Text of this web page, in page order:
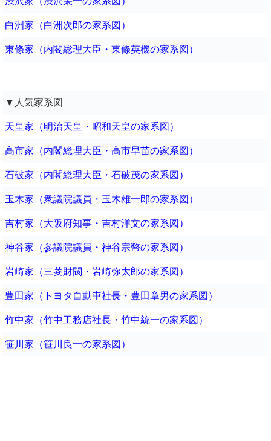
白洲家（白洲次郎の家系図）
東條家（内閣総理大臣・東條英機の家系図）
▼人気家系図
天皇家（明治天皇・昭和天皇の家系図）
高市家（内閣総理大臣・高市早苗の家系図）
石破家（内閣総理大臣・石破茂の家系図）
玉木家（衆議院議員・玉木雄一郎の家系図）
吉村家（大阪府知事・吉村洋文の家系図）
神谷家（参議院議員・神谷宗幣の家系図）
岩崎家（三菱財閥・岩崎弥太郎の家系図）
豊田家（トヨタ自動車社長・豊田章男の家系図）
竹中家（竹中工務店社長・竹中統一の家系図）
笹川家（笹川良一の家系図）